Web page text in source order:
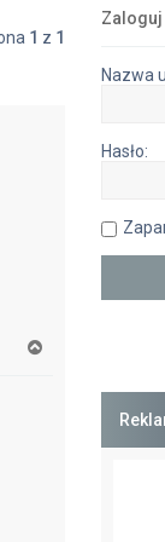
1 z 1
Zaloguj
Nazwa
Hasło: